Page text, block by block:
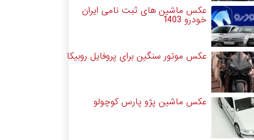
عکس ماشین های ثبت نامی ایران
خودرو 1403
عکس موتور سنگین برای پروفایل روبیکا
عکس ماشین پژو پارس کوچولو